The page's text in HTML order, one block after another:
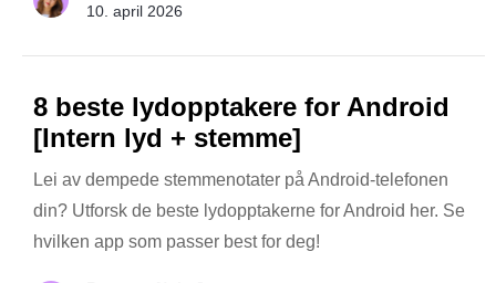
10. april 2026
8 beste lydopptakere for Android
[Intern lyd + stemme]
Lei av dempede stemmenotater på Android-telefonen
din? Utforsk de beste lydopptakerne for Android her. Se
hvilken app som passer best for deg!